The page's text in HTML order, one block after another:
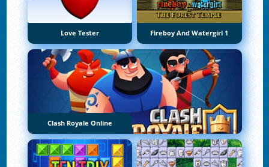
Love Tester Fireboy And Watergirl 1
Clash Royale Online